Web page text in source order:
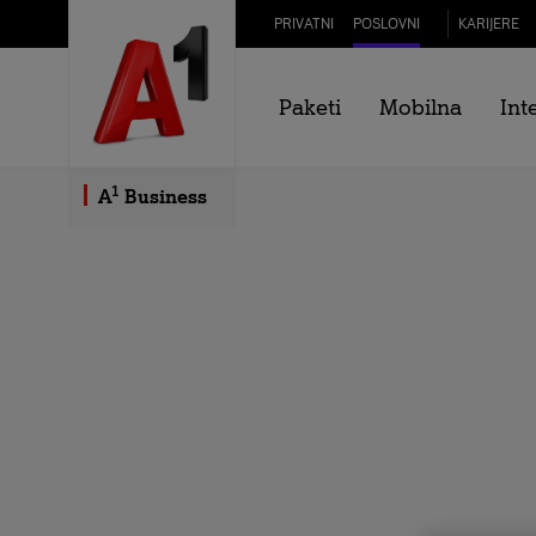
Skip to Main Content PRIVATNI POSLOVNI KARIJERE
A1 Business
Paketi Mobilna